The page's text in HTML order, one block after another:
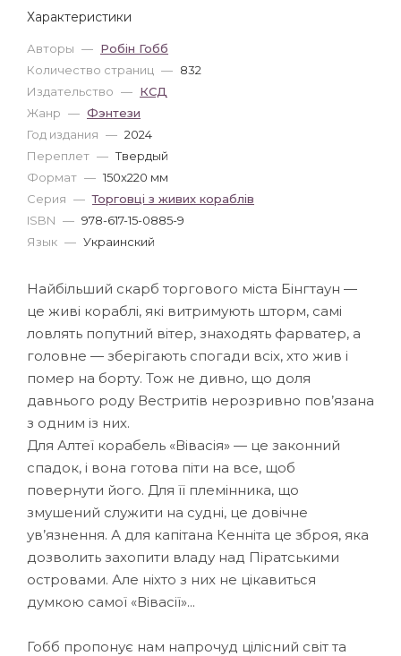
Характеристики
Авторы — Робін Гобб
Количество страниц — 832
Издательство — КСД
Жанр — Фэнтези
Год издания — 2024
Переплет — Твердый
Формат — 150x220 мм
Серия — Торговці з живих кораблів
ISBN — 978-617-15-0885-9
Язык — Украинский
Найбільший скарб торгового міста Бінгтаун —
це живі кораблі, які витримують шторм, самі
ловлять попутний вітер, знаходять фарватер, а
головне — зберігають спогади всіх, хто жив і
помер на борту. Тож не дивно, що доля
давнього роду Вестритів нерозривно пов’язана
з одним із них.
Для Алтеї корабель «Вівасія» — це законний
спадок, і вона готова піти на все, щоб
повернути його. Для її племінника, що
змушений служити на судні, це довічне
ув’язнення. А для капітана Кенніта це зброя, яка
дозволить захопити владу над Піратськими
островами. Але ніхто з них не цікавиться
думкою самої «Вівасії»...
Гобб пропонує нам напрочуд цілісний світ та